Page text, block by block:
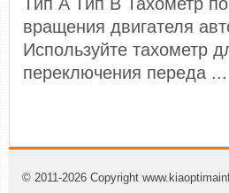
вращения двигателя
Используйте тахометр
переключения переда ...
© 2011-2026 Copyright